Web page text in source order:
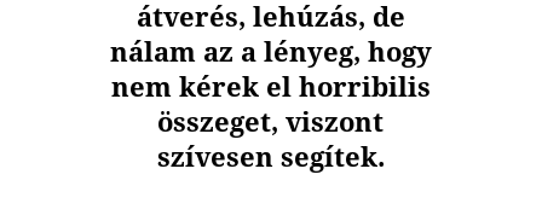
átverés, lehúzás, de
nálam az a lényeg, hogy
nem kérek el horribilis
összeget, viszont
szívesen segítek.